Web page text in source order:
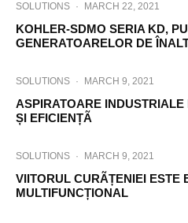
SOLUTIONS · MARCH 22, 2021
KOHLER-SDMO SERIA KD,
GENERATOARELOR DE
SOLUTIONS · MARCH 9, 2021
ASPIRATOARE
ȘI EFICIENȚÃ
SOLUTIONS · MARCH 9, 2021
VIITORUL CURÃȚENIEI ESTE
MULTIFUNCȚIONAL